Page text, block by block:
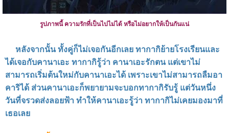
รูปภาพนี้ ความรักที่เป็นไปไม่ได้ หรือไม่อยากให้เป็นกันแน่
หลังจากนั้น ทั้งคู่ก็ไม่เจอกันอีกเลย ทากากิย้ายโรงเรียนและ
ได้เจอกับคานาเอะ ทากากิรู้ว่า คานาเอะรักตน แต่เขาไม่
สามารถเริ่มต้นใหม่กับคานาเอะได้ เพราะเขาไม่สามารถลืมอา
คาริได้ ส่วนคานาเอะก็พยายามจะบอกทากากิรับรู้ แต่วันหนึ่ง
วันที่จรวดส่งลอยฟ้า ทำให้คานาเอะรู้ว่า ทากากิไม่เคยมองมาที่
เธอเลย